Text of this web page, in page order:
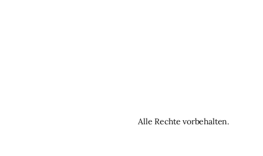
Alle Rechte vorbehalten.